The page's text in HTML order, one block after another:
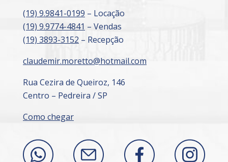
(19) 9.9841-0199 – Locação
(19) 9.9774-4841 – Vendas
(19) 3893-3152 – Recepção
claudemir.moretto@hotmail.com
Rua Cezira de Queiroz, 146
Centro – Pedreira / SP
Como chegar